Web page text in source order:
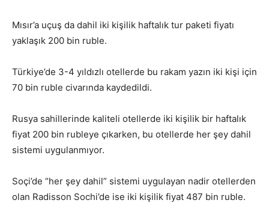
Mısır’a uçuş da dahil iki kişilik haftalık tur paketi fiyatı
yaklaşık 200 bin ruble.
Türkiye’de 3-4 yıldızlı otellerde bu rakam yazın iki kişi için
70 bin ruble civarında kaydedildi.
Rusya sahillerinde kaliteli otellerde iki kişilik bir haftalık
fiyat 200 bin rubleye çıkarken, bu otellerde her şey dahil
sistemi uygulanmıyor.
Soçi’de “her şey dahil” sistemi uygulayan nadir otellerden
olan Radisson Sochi’de ise iki kişilik fiyat 487 bin ruble.